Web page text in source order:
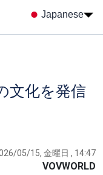
Japanese
文化を発信
05/15, 金曜日 , 14:47
VOVWORLD